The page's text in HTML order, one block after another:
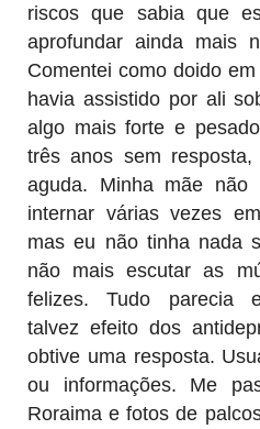
riscos que sabia que
aprofundar ainda mais
Comentei como doido
havia assistido por ali
algo mais forte e
três anos sem
aguda. Minha mãe
internar várias vezes
mas eu não tinha nada
não mais escutar as
felizes. Tudo parecia
talvez efeito dos
obtive uma resposta.
ou informações. Me
Roraima e fotos de